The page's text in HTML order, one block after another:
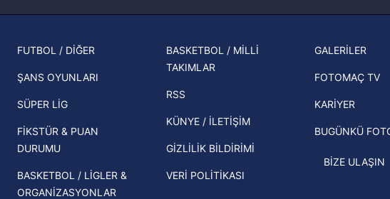
Korunması Kanunu uyarınca hazırlanmış Aydınlatma Metnimizi
kullanılan çerezlerle ilgili bilgi almak için lütfentıklayınız
muhtemel rakibi belli oldu! Gornik
İspanya-Arjantin finalinin ardından dış
Beşiktaş'ın UEFA Avrupa Ligi'nde 3. Ön
Eleme Turu muhtemel rakipleri belli
Hernan
FUTBOL / DİĞER
ŞANS OYUNLARI
SÜPER LİG
FİKSTÜR & PUAN
DURUMU
BASKETBOL / LİGLER &
ORGANİZASYONLAR
BASKETBOL / MİLLİ
TAKIMLAR
RSS
KÜNYE / İLETİŞİM
GİZLİLİK BİLDİRİMİ
VERİ POLİTİKASI
GALERİLER
FOTOMAÇ TV
KARİYER
BUGÜNKÜ
BİZE ULAŞIN